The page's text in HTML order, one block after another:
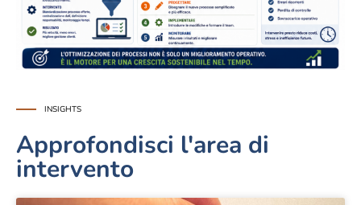
INSIGHTS
Approfondisci l'area di
intervento